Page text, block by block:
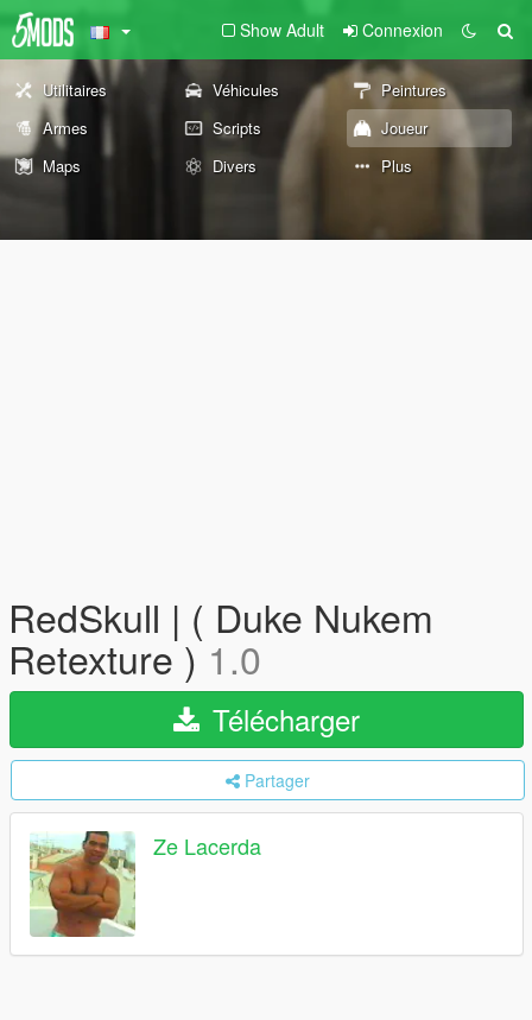
Show Adult Connexion
Utilitaires Véhicules
Peintures
Armes
Scripts
Joueur
Maps
Divers Plus
RedSkull | ( Duke Nukem
Retexture )1.0
Télécharger
Partager
Ze Lacerda